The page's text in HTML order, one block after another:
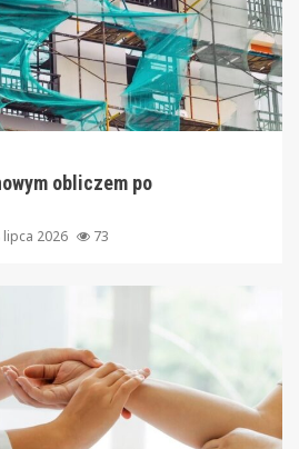
obliczem po
lipca 2026 73